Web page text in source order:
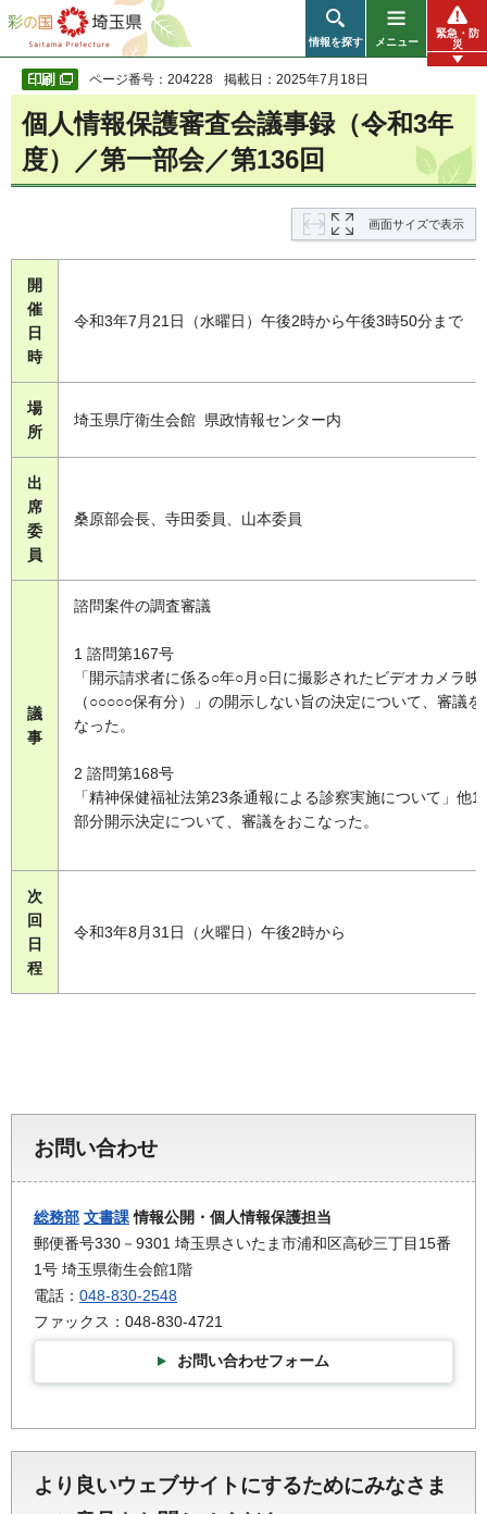
彩の国 埼玉県
情報を探す メニュー
緊急・防
災
ページ番号：204228 掲載日：2025年7月18日
個人情報保護審査会議事録（令和3年
度）／第一部会／第136回
画面サイズで表示
開
催
日
時
令和3年7月21日（水曜日）午後2時から午後3時50分まで
場
所
埼玉県庁衛生会館 県政情報センター内
出
席
委
員
桑原部会長、寺田委員、山本委員
議
事
諮問案件の調査審議
1 諮問第167号
「開示請求者に係る○年○月○日に撮影されたビデオカメラ映
（○○○○○保有分）」の開示しない旨の決定について、審議を
なった。
2 諮問第168号
「精神保健福祉法第23条通報による診察実施について」他1
部分開示決定について、審議をおこなった。
次
回
日
程
令和3年8月31日（火曜日）午後2時から
お問い合わせ
総務部 文書課情報公開・個人情報保護担当
郵便番号330－9301 埼玉県さいたま市浦和区高砂三丁目15番
1号 埼玉県衛生会館1階
電話： 048-830-2548
ファックス：048-830-4721
お問い合わせフォーム
より良いウェブサイトにするためにみなさま